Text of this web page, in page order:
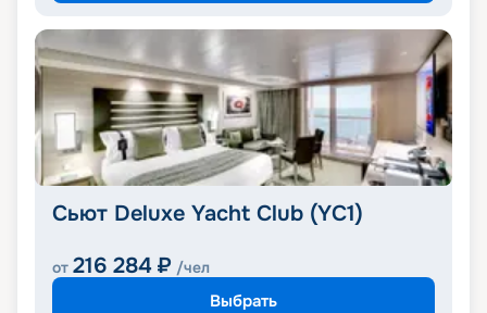
Сьют Deluxe Yacht Club (YC1)
от 216 284 ₽ /чел
Выбрать